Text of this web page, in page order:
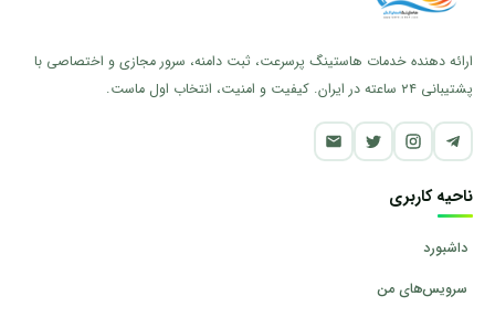
ارائه دهنده خدمات هاستینگ پرسرعت، ثبت دامنه، سرور مجازی و اختصاصی با
پشتیبانی ۲۴ ساعته در ایران. کیفیت و امنیت، انتخاب اول ماست.
ناحیه کاربری
داشبورد
سرویس‌های من